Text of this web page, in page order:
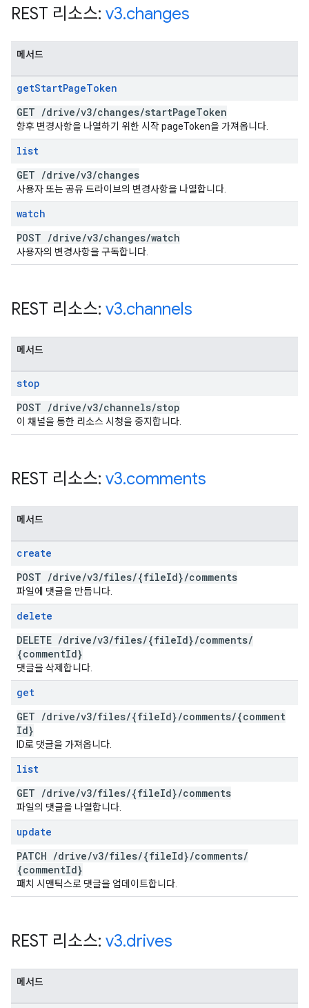
REST 리소스: v3.changes
메서드
getStartPageToken
GET /drive/v3/changes/startPageToken
향후 변경사항을 나열하기 위한 시작 pageToken을 가져옵니다.
list
GET /drive/v3/changes
사용자 또는 공유 드라이브의 변경사항을 나열합니다.
watch
POST /drive/v3/changes/watch
사용자의 변경사항을 구독합니다.
REST 리소스: v3.channels
메서드
stop
POST /drive/v3/channels/stop
이 채널을 통한 리소스 시청을 중지합니다.
REST 리소스: v3.comments
메서드
create
POST /drive/v3/files/{fileId}/comments
파일에 댓글을 만듭니다.
delete
DELETE /drive/v3/files/{fileId}/comments/
{commentId}
댓글을 삭제합니다.
get
GET /drive/v3/files/{fileId}/comments/{comment
Id}
ID로 댓글을 가져옵니다.
list
GET /drive/v3/files/{fileId}/comments
파일의 댓글을 나열합니다.
update
PATCH /drive/v3/files/{fileId}/comments/
{commentId}
패치 시맨틱스로 댓글을 업데이트합니다.
REST 리소스: v3.drives
메서드